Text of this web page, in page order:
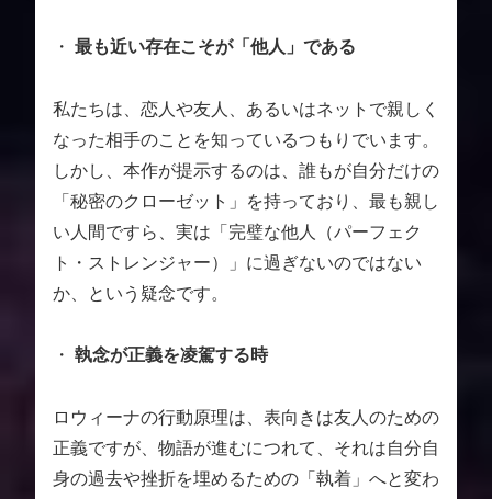
・ 最も近い存在こそが「他人」である
私たちは、恋人や友人、あるいはネットで親しく
なった相手のことを知っているつもりでいます。
しかし、本作が提示するのは、誰もが自分だけの
「秘密のクローゼット」を持っており、最も親し
い人間ですら、実は「完璧な他人（パーフェク
ト・ストレンジャー）」に過ぎないのではない
か、という疑念です。
・ 執念が正義を凌駕する時
ロウィーナの行動原理は、表向きは友人のための
正義ですが、物語が進むにつれて、それは自分自
身の過去や挫折を埋めるための「執着」へと変わ